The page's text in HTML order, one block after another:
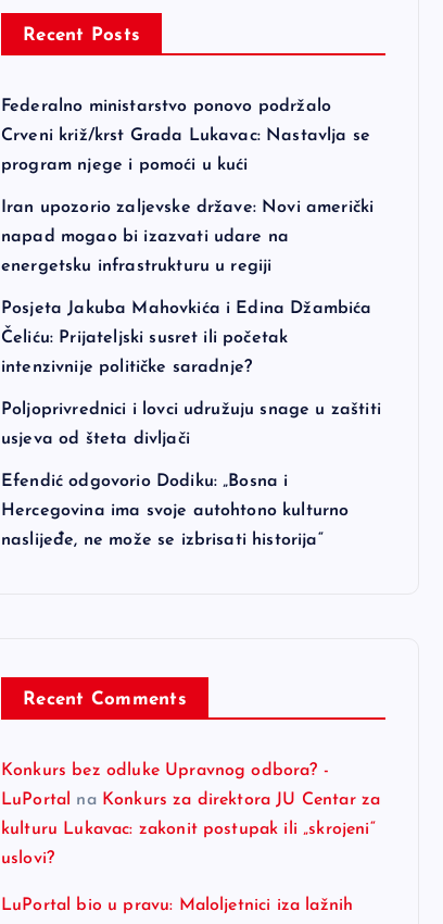
Recent Posts
Federalno ministarstvo ponovo podržalo
Crveni križ/krst Grada Lukavac: Nastavlja se
program njege i pomoći u kući
Iran upozorio zaljevske države: Novi američki
napad mogao bi izazvati udare na
energetsku infrastrukturu u regiji
Posjeta Jakuba Mahovkića i Edina Džambića
Čeliću: Prijateljski susret ili početak
intenzivnije političke saradnje?
Poljoprivrednici i lovci udružuju snage u zaštiti
usjeva od šteta divljači
Efendić odgovorio Dodiku: „Bosna i
Hercegovina ima svoje autohtono kulturno
naslijeđe, ne može se izbrisati historija“
Recent Comments
Konkurs bez odluke Upravnog odbora? -
LuPortal
na Konkurs za direktora JU Centar za
kulturu Lukavac: zakonit postupak ili „skrojeni“
uslovi?
LuPortal bio u pravu: Maloljetnici iza lažnih